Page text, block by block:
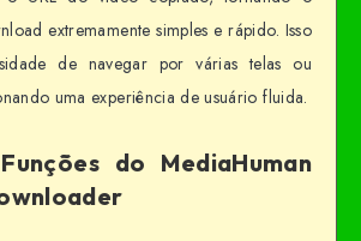
extremamente simples e rápido. Isso
de navegar por várias telas ou
uma experiência de usuário fluida.
do MediaHuman